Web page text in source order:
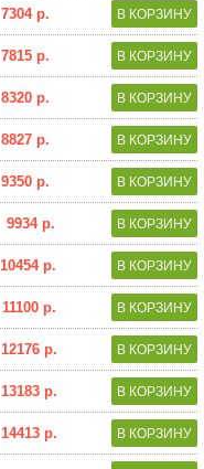
7304 р.
7815 р.
8320 р.
8827 р.
9350 р.
9934 р.
10454 р.
11100 р.
12176 р.
13183 р.
14413 р.